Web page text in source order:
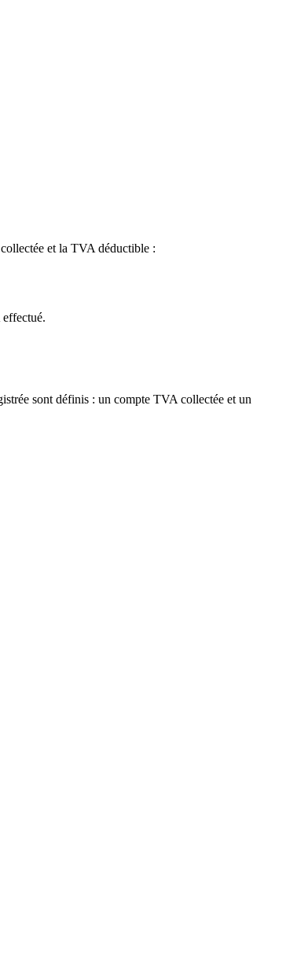
et la TVA déductible :
sont définis : un compte TVA collectée et un